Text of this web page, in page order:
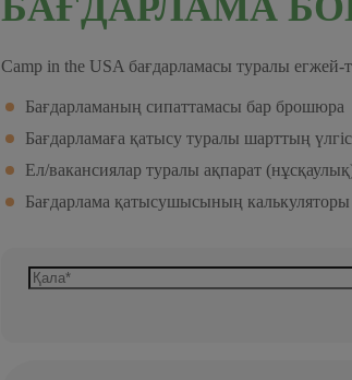
Camp in the USA бағдарламасы туралы егжей-
Бағдарламаның сипаттамасы бар брошюра
Бағдарламаға қатысу туралы шарттың
Ел/вакансиялар туралы ақпарат
Бағдарлама қатысушысының калькуляторы